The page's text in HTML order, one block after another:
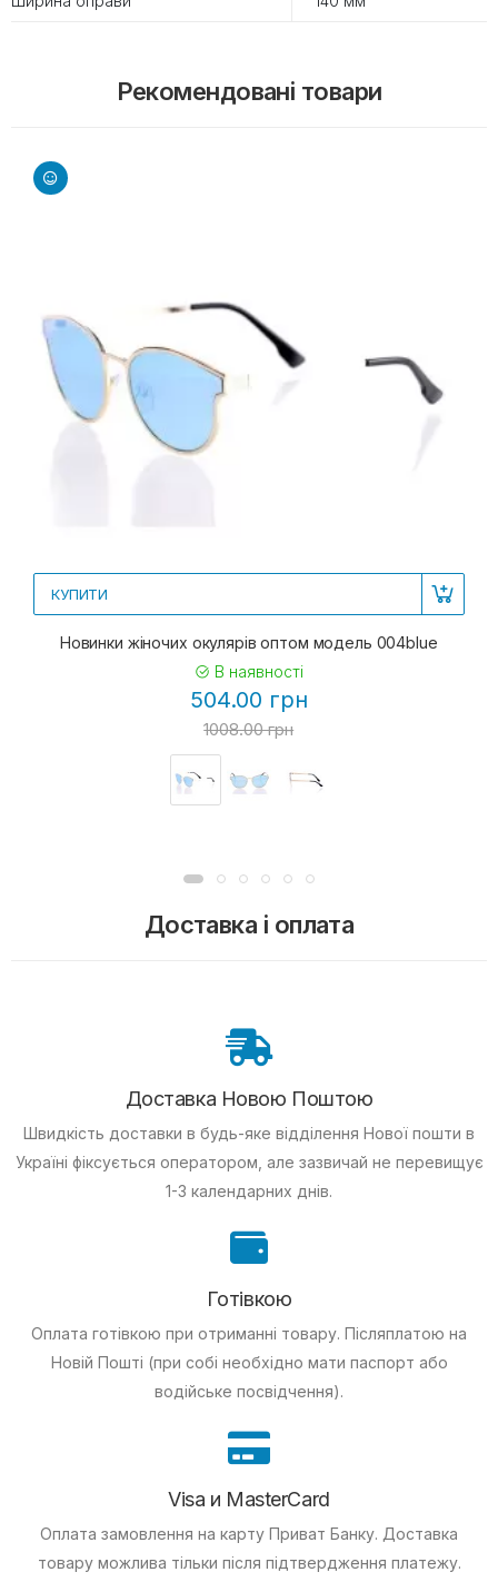
Рекомендовані товари
КУПИТИ
Новинки жіночих окулярів оптом модель 004blue
В наявності
504.00 грн
1008.00 грн
Доставка і оплата
Доставка Новою Поштою
Швидкість доставки в будь-яке відділення Нової пошти в
Україні фіксується оператором, але зазвичай не перевищує
1-3 календарних днів.
Готівкою
Оплата готівкою при отриманні товару. Післяплатою на
Новій Пошті (при собі необхідно мати паспорт або
водійське посвідчення).
Visa и MasterCard
Оплата замовлення на карту Приват Банку. Доставка
товару можлива тільки після підтвердження платежу.